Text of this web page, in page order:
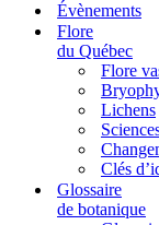
Évènements
Flore
du Québec
Flore
Lichens
Clés
Glossaire
de botanique